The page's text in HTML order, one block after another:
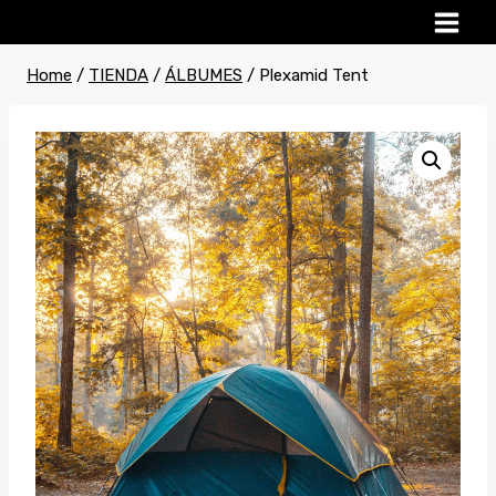
to
content
Home / TIENDA / ÁLBUMES / Plexamid Tent